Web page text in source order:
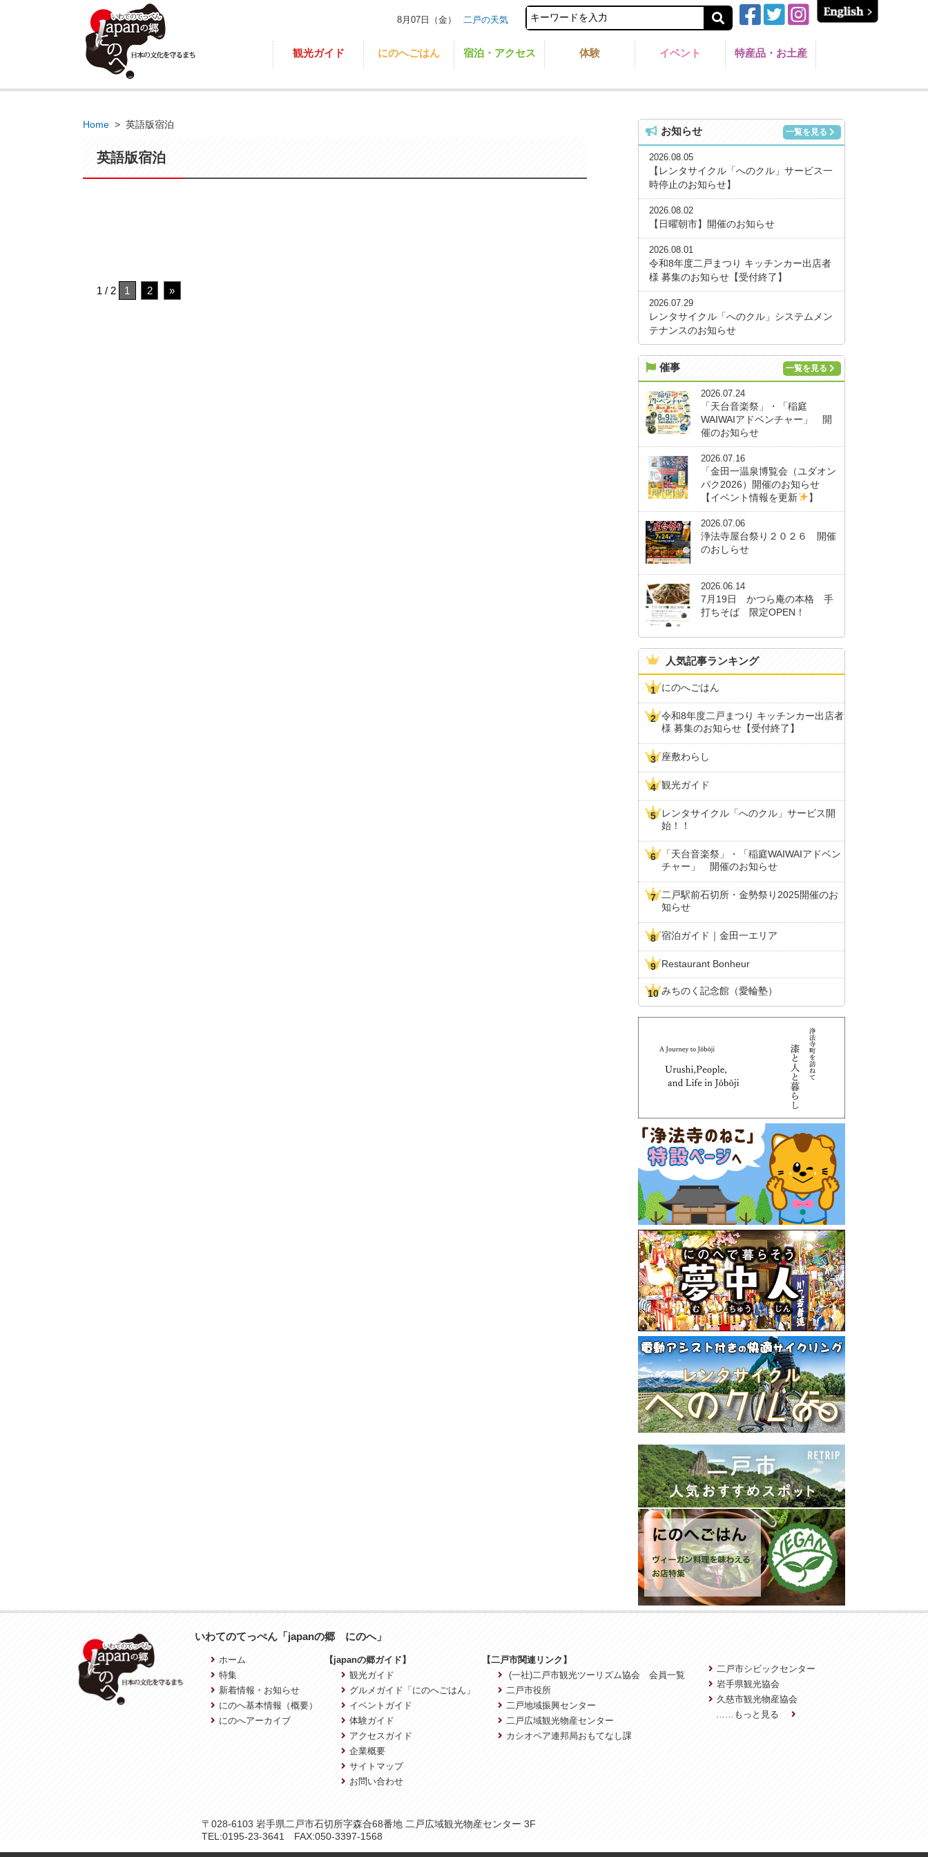
8月07日（金） 二戸の天気
観光ガイド にのへごはん 宿泊・アクセス 体験 イベント 特産品・お土産
Home > 英語版宿泊
英語版宿泊
1 / 2 1 2 »
お知らせ 一覧を見る
2026.08.05
【レンタサイクル「へのクル」サービス一
時停止のお知らせ】
2026.08.02
【日曜朝市】開催のお知らせ
2026.08.01
令和8年度二戸まつり キッチンカー出店者
様 募集のお知らせ【受付終了】
2026.07.29
レンタサイクル「へのクル」システムメン
テナンスのお知らせ
催事 一覧を見る
2026.07.24
「天台音楽祭」・「稲庭
WAIWAIアドベンチャー」 開
催のお知らせ
2026.07.16
「金田一温泉博覧会（ユダオン
パク2026）開催のお知らせ
【イベント情報を更新
】
2026.07.06
浄法寺屋台祭り２０２６ 開催
のおしらせ
2026.06.14
7月19日 かつら庵の本格 手
打ちそば 限定OPEN！
人気記事ランキング
にのへごはん
令和8年度二戸まつり キッチンカー出店者
様 募集のお知らせ【受付終了】
座敷わらし
観光ガイド
レンタサイクル「へのクル」サービス開
始！！
「天台音楽祭」・「稲庭WAIWAIアドベン
チャー」 開催のお知らせ
二戸駅前石切所・金勢祭り2025開催のお
知らせ
宿泊ガイド｜金田一エリア
Restaurant Bonheur
みちのく記念館（愛輪塾）
いわてのてっぺん「japanの郷 にのへ」
ホーム
特集
新着情報・お知らせ
にのへ基本情報（概要）
にのへアーカイブ
【japanの郷ガイド】
観光ガイド
グルメガイド「にのへごはん」
イベントガイド
体験ガイド
アクセスガイド
企業概要
サイトマップ
お問い合わせ
【二戸市関連リンク】
(一社)二戸市観光ツーリズム協会 会員一覧
二戸市役所
二戸地域振興センター
二戸広域観光物産センター
カシオペア連邦局おもてなし課
二戸市シビックセンター
岩手県観光協会
久慈市観光物産協会
……もっと見る
〒028-6103 岩手県二戸市石切所字森合68番地 二戸広域観光物産センター 3F
TEL:0195-23-3641 FAX:050-3397-1568